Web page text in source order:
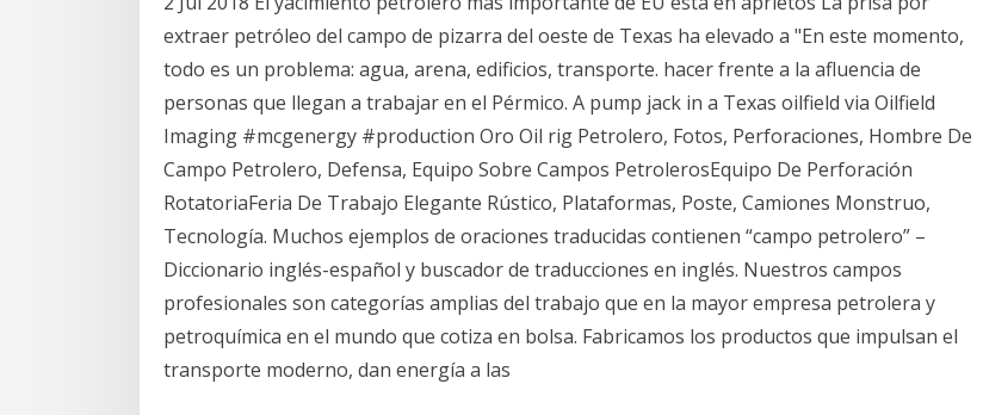
extraer petróleo del campo de pizarra del oeste de Texas ha elevado a "En este momento,
todo es un problema: agua, arena, edificios, transporte. hacer frente a la afluencia de
personas que llegan a trabajar en el Pérmico. A pump jack in a Texas oilfield via Oilfield
Imaging #mcgenergy #production Oro Oil rig Petrolero, Fotos, Perforaciones, Hombre De
Campo Petrolero, Defensa, Equipo Sobre Campos PetrolerosEquipo De Perforación
RotatoriaFeria De Trabajo Elegante Rústico, Plataformas, Poste, Camiones Monstruo,
Tecnología. Muchos ejemplos de oraciones traducidas contienen “campo petrolero” –
Diccionario inglés-español y buscador de traducciones en inglés. Nuestros campos
profesionales son categorías amplias del trabajo que en la mayor empresa petrolera y
petroquímica en el mundo que cotiza en bolsa. Fabricamos los productos que impulsan el
transporte moderno, dan energía a las